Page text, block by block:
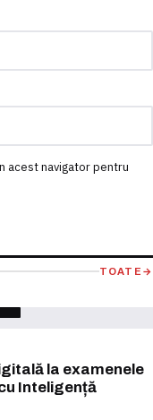
acest navigator pentru
TOATE →
la examenele
Inteligență